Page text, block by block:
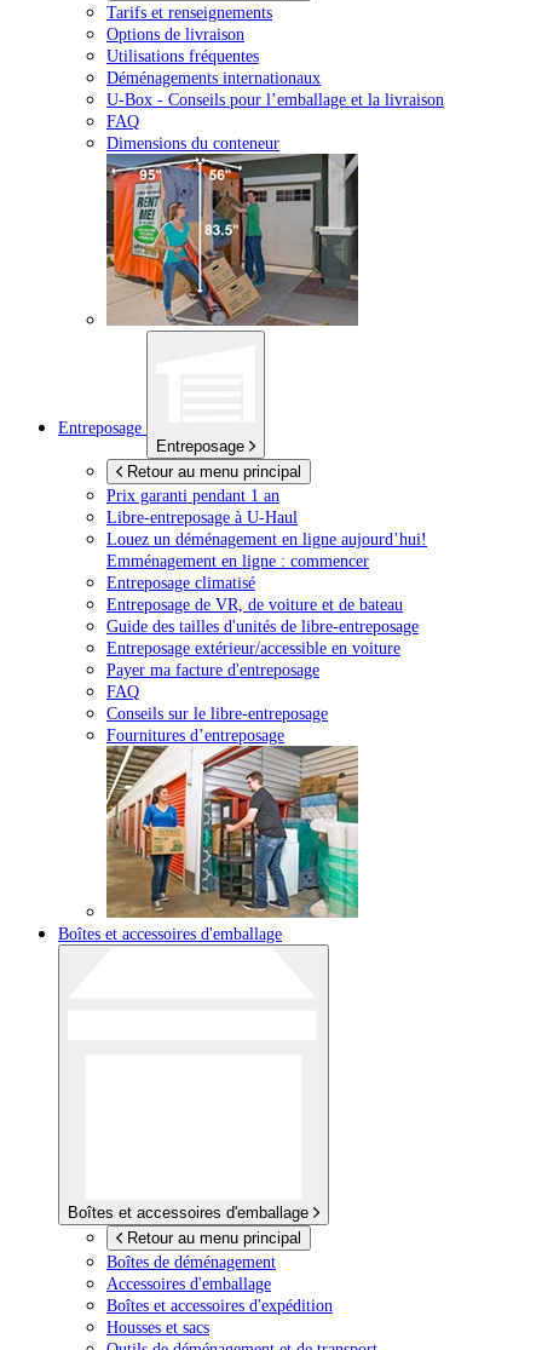
Tarifs et renseignements
Options de livraison
Utilisations fréquentes
Déménagements internationaux
U-Box - Conseils pour l’emballage et la livraison
FAQ
Dimensions du conteneur
Entreposage
Entreposage
Retour au menu principal
Prix garanti pendant 1 an
Libre-entreposage à U-Haul
Louez un déménagement en ligne aujourd’hui!
Emménagement en ligne : commencer
Entreposage climatisé
Entreposage de VR, de voiture et de bateau
Guide des tailles d'unités de libre-entreposage
Entreposage extérieur/accessible en voiture
Payer ma facture d'entreposage
FAQ
Conseils sur le libre-entreposage
Fournitures d’entreposage
Boîtes et accessoires d'emballage
Boîtes et accessoires d'emballage
Retour au menu principal
Boîtes de déménagement
Accessoires d'emballage
Boîtes et accessoires d'expédition
Housses et sacs